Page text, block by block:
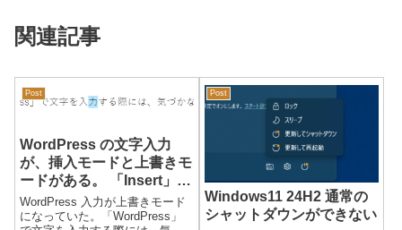
関連記事
Post
WordPress の文字入力
が、挿入モードと上書きモ
ードがある。 「Insert」キ
ーで切り替え
WordPress 入力が上書きモード
になっていた。「WordPress」
Post
Windows11 24H2 通常の
シャットダウンができない